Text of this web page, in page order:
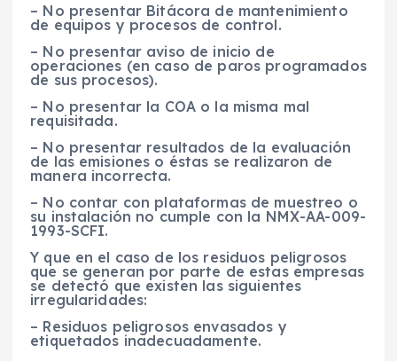
– No presentar Bitácora de mantenimiento
de equipos y procesos de control.
– No presentar aviso de inicio de
operaciones (en caso de paros programados
de sus procesos).
– No presentar la COA o la misma mal
requisitada.
– No presentar resultados de la evaluación
de las emisiones o éstas se realizaron de
manera incorrecta.
– No contar con plataformas de muestreo o
su instalación no cumple con la NMX-AA-009-
1993-SCFI.
Y que en el caso de los residuos peligrosos
que se generan por parte de estas empresas
se detectó que existen las siguientes
irregularidades:
– Residuos peligrosos envasados y
etiquetados inadecuadamente.